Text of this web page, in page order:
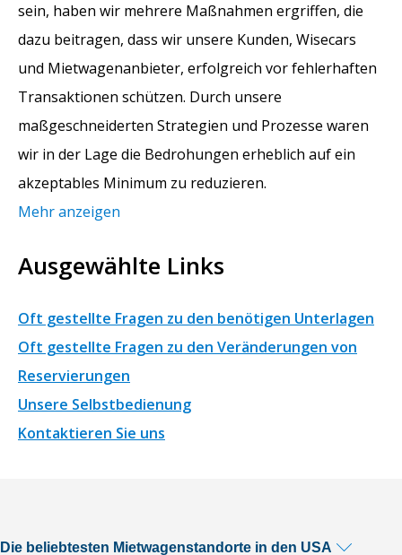
sein, haben wir mehrere Maßnahmen ergriffen, die
dazu beitragen, dass wir unsere Kunden, Wisecars
und Mietwagenanbieter, erfolgreich vor fehlerhaften
Transaktionen schützen. Durch unsere
maßgeschneiderten Strategien und Prozesse waren
wir in der Lage die Bedrohungen erheblich auf ein
akzeptables Minimum zu reduzieren.
Mehr anzeigen
Ausgewählte Links
Oft gestellte Fragen zu den benötigen Unterlagen
Oft gestellte Fragen zu den Veränderungen von
Reservierungen
Unsere Selbstbedienung
Kontaktieren Sie uns
Die beliebtesten Mietwagenstandorte in den USA